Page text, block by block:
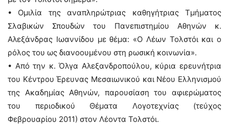
• Ομιλία της αναπληρώτριας καθηγήτριας Τμήματος
Σλαβικών Σπουδών του Πανεπιστημίου Αθηνών κ.
Αλεξάνδρας Ιωαννίδου με θέμα: «Ο Λέων Τολστόι και ο
ρόλος του ως διανοουμένου στη ρωσική κοινωνία».
• Από την κ. Όλγα Αλεξανδροπούλου, κύρια ερευνήτρια
του Κέντρου Έρευνας Μεσαιωνικού και Νέου Ελληνισμού
της Ακαδημίας Αθηνών, παρουσίαση του αφιερώματος
του περιοδικού Θέματα Λογοτεχνίας (τεύχος
Φεβρουαρίου 2011) στον Λέοντα Τολστόι.